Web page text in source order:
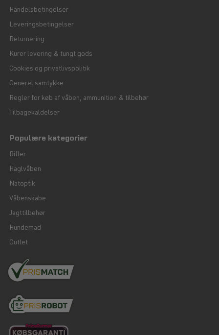
Handelsbetingelser
Leveringsbetingelser
Returnering
Kurer levering & tungt gods
Cookies og privatlivspolitik
Generel samtykke
Regler for køb af våben, ammunition & tilbehør
Tilbagekaldelser
Populære kategorier
Rifler
Haglvåben
Natoptik
Våbenskabe
Jagttilbehør
Hundemad
Outlet